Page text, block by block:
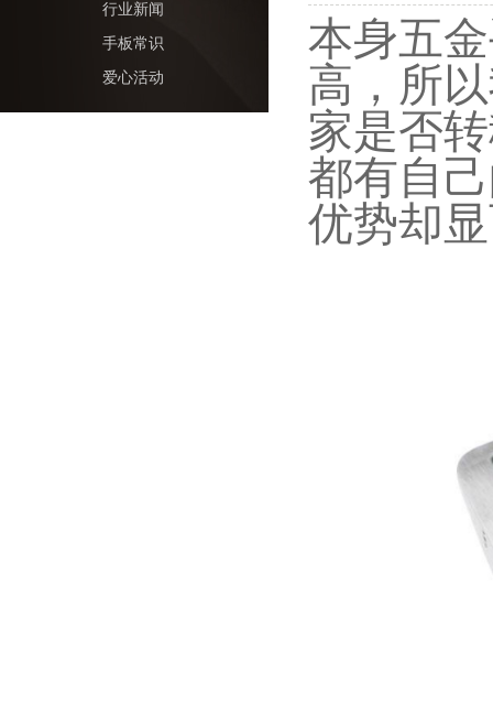
本身五
高，所
家是否
都有自
优势却
行业新闻
手板常识
爱心活动